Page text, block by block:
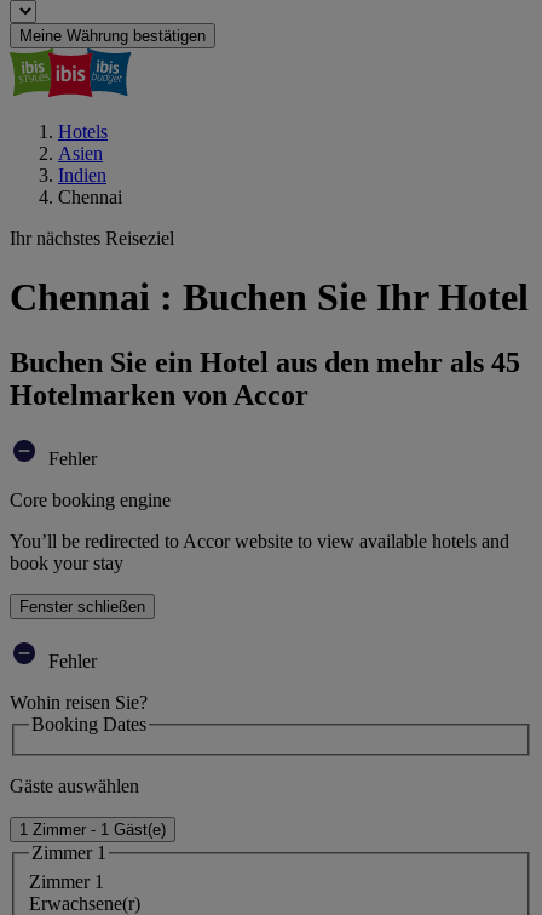
Meine Währung bestätigen
Hotels
Asien
Indien
Chennai
Ihr nächstes Reiseziel
Chennai : Buchen Sie Ihr Hotel
Buchen Sie ein Hotel aus den mehr als 45
Hotelmarken von Accor
Fehler
Core booking engine
You’ll be redirected to Accor website to view available hotels and
book your stay
Fenster schließen
Fehler
Wohin reisen Sie?
Booking Dates
Gäste auswählen
1 Zimmer - 1 Gäst(e)
Zimmer 1
Zimmer 1
Erwachsene(r)